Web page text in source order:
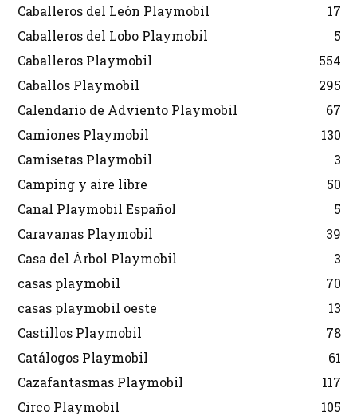
Caballeros del León Playmobil
17
Caballeros del Lobo Playmobil
5
Caballeros Playmobil
554
Caballos Playmobil
295
Calendario de Adviento Playmobil
67
Camiones Playmobil
130
Camisetas Playmobil
3
Camping y aire libre
50
Canal Playmobil Español
5
Caravanas Playmobil
39
Casa del Árbol Playmobil
3
casas playmobil
70
casas playmobil oeste
13
Castillos Playmobil
78
Catálogos Playmobil
61
Cazafantasmas Playmobil
117
Circo Playmobil
105